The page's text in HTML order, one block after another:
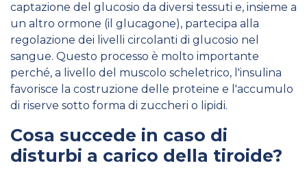
captazione del glucosio da diversi tessuti e, insieme a
un altro ormone (il glucagone), partecipa alla
regolazione dei livelli circolanti di glucosio nel
sangue. Questo processo è molto importante
perché, a livello del muscolo scheletrico, l'insulina
favorisce la costruzione delle proteine e l'accumulo
di riserve sotto forma di zuccheri o lipidi.
Cosa succede in caso di
disturbi a carico della tiroide?